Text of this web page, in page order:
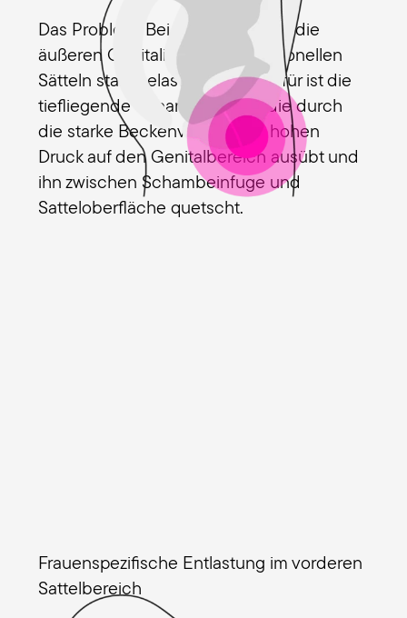
Das Problem: Bei Frauen werden die
äußeren Genitalien auf konventionellen
Sätteln stark belastet. Grund dafür ist die
tiefliegende Schambeinfuge, die durch
die starke Beckenvorneigung hohen
Druck auf den Genitalbereich ausübt und
ihn zwischen Schambeinfuge und
Satteloberfläche quetscht.
Frauenspezifische Entlastung im vorderen
Sattelbereich